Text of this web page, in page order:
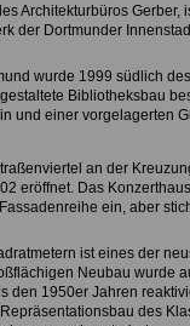
Architekturbüros Gerber,
der Dortmunder
wurde 1999 südlich
Bibliotheksbau
und einer vorgelagerten
an der
eröffnet. Das
ein, aber
ist eines der
Neubau wurde
den 1950er Jahren
des